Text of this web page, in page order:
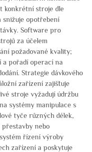
konkrétní stroje dle
snižuje opotřebení
Software pro
za účelem
požadované kvality;
pořadí operací na
Strategie dávkového
zařízení zajišťuje
stroje vyžadují údržbu
systémy manipulace s
tyče různých délek,
nebo
řízení výroby
zařízení a poskytuje